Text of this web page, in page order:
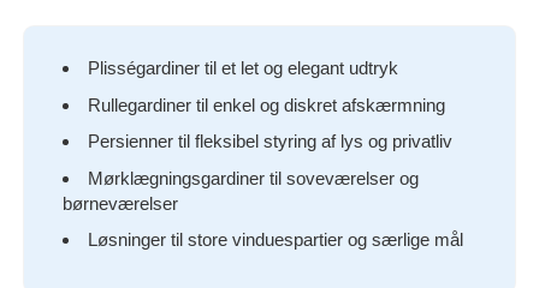
Plisségardiner til et let og elegant udtryk
Rullegardiner til enkel og diskret afskærmning
Persienner til fleksibel styring af lys og privatliv
Mørklægningsgardiner til soveværelser og
børneværelser
Løsninger til store vinduespartier og særlige mål